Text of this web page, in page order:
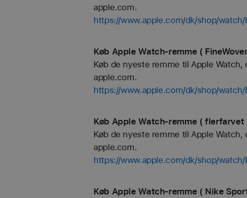
apple.com.
https://www.apple.com/dk/shop/watch/
Køb Apple Watch-remme (
Køb de nyeste remme til Apple
apple.com.
https://www.apple.com/dk/shop/
Køb Apple Watch-remme ( flerfarvet
Køb de nyeste remme til Apple
apple.com.
https://www.apple.com/dk/shop/
Køb Apple Watch-remme ( Nike